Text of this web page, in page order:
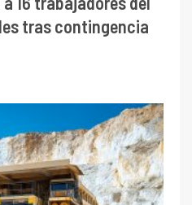
tras contingencia